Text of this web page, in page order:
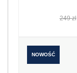
249 zł
NOWOŚĆ